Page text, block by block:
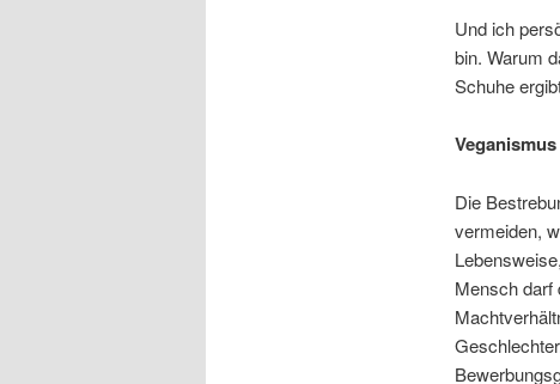
Und ich
bin. Warum
Schuhe
Die
vermeiden,
Mensch darf